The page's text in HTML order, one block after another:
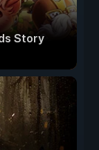
Story